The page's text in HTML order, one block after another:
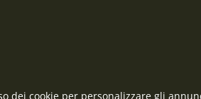
dei cookie per personalizzare gli